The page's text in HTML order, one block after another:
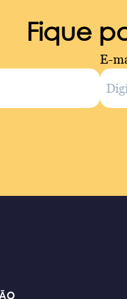
Fique
E-